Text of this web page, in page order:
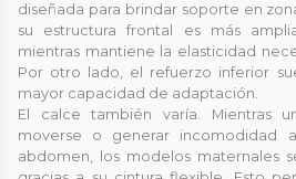
diseñada para brindar soporte en
su estructura frontal es más
mientras mantiene la elasticidad
Por otro lado, el refuerzo inferior
mayor capacidad de adaptación.
El calce también varía. Mientras
moverse o generar incomodidad
abdomen, los modelos maternales